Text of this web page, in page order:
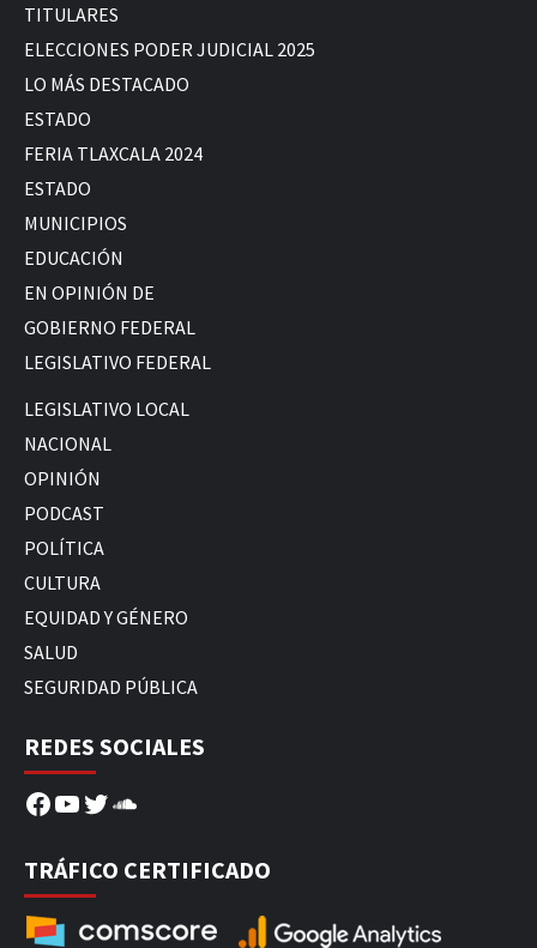
TITULARES
ELECCIONES PODER JUDICIAL 2025
LO MÁS DESTACADO
ESTADO
FERIA TLAXCALA 2024
ESTADO
MUNICIPIOS
EDUCACIÓN
EN OPINIÓN DE
GOBIERNO FEDERAL
LEGISLATIVO FEDERAL
LEGISLATIVO LOCAL
NACIONAL
OPINIÓN
PODCAST
POLÍTICA
CULTURA
EQUIDAD Y GÉNERO
SALUD
SEGURIDAD PÚBLICA
REDES SOCIALES
Facebook
YouTube
Twitter
SoundCloud
TRÁFICO CERTIFICADO